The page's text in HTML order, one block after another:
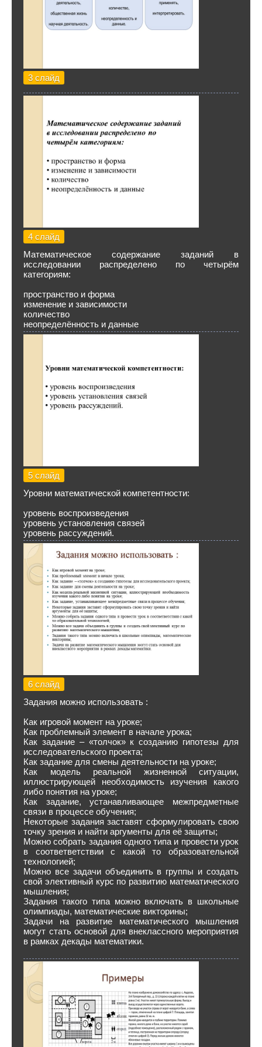
3 слайд
4 слайд
Математическое содержание заданий в
исследовании распределено по четырём
категориям:
пространство и форма
изменение и зависимости
количество
неопределённость и данные
5 слайд
Уровни математической компетентности:
уровень воспроизведения
уровень установления связей
уровень рассуждений.
6 слайд
Задания можно использовать :
Как игровой момент на уроке;
Как проблемный элемент в начале урока;
Как задание – «толчок» к созданию гипотезы для
исследовательского проекта;
Как задание для смены деятельности на уроке;
Как модель реальной жизненной ситуации,
иллюстрирующей необходимость изучения какого
либо понятия на уроке;
Как задание, устанавливающее межпредметные
связи в процессе обучения;
Некоторые задания заставят сформулировать свою
точку зрения и найти аргументы для её защиты;
Можно собрать задания одного типа и провести урок
в соответветствии с какой то образовательной
технологией;
Можно все задачи объединить в группы и создать
свой элективный курс по развитию математического
мышления;
Задания такого типа можно включать в школьные
олимпиады, математические викторины;
Задачи на развитие математического мышления
могут стать основой для внеклассного мероприятия
в рамках декады математики.